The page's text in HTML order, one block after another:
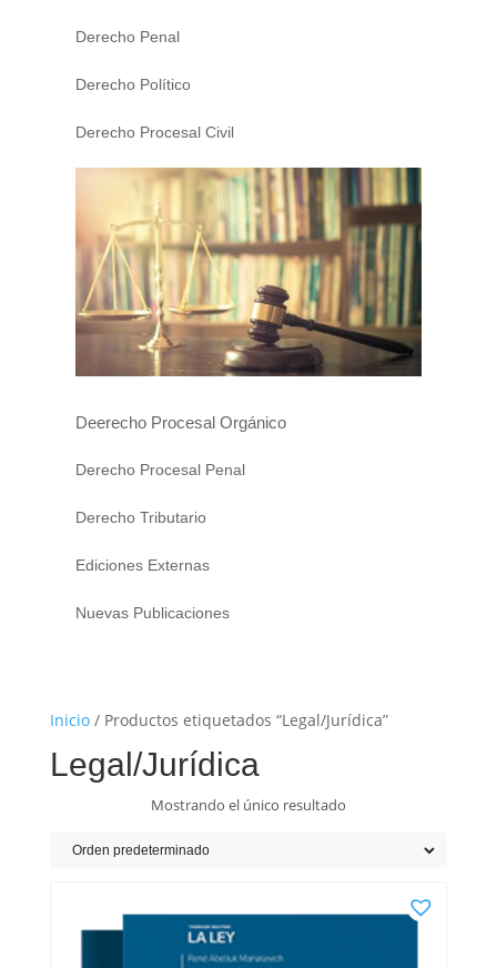
Derecho Penal
Derecho Político
Derecho Procesal Civil
Deerecho Procesal Orgánico
Derecho Procesal Penal
Derecho Tributario
Ediciones Externas
Nuevas Publicaciones
Inicio/ Productos etiquetados “Legal/Jurídica”
Legal/Jurídica
Mostrando el único resultado